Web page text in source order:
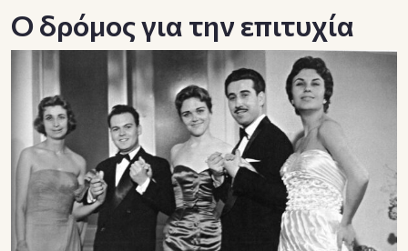
Ο δρόμος για την επιτυχία